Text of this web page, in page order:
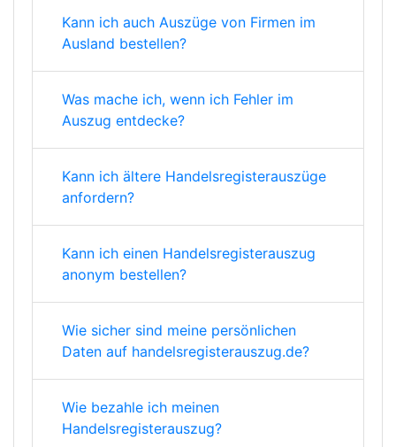
Kann ich auch Auszüge von Firmen im
Ausland bestellen?
Was mache ich, wenn ich Fehler im
Auszug entdecke?
Kann ich ältere Handelsregisterauszüge
anfordern?
Kann ich einen Handelsregisterauszug
anonym bestellen?
Wie sicher sind meine persönlichen
Daten auf handelsregisterauszug.de?
Wie bezahle ich meinen
Handelsregisterauszug?